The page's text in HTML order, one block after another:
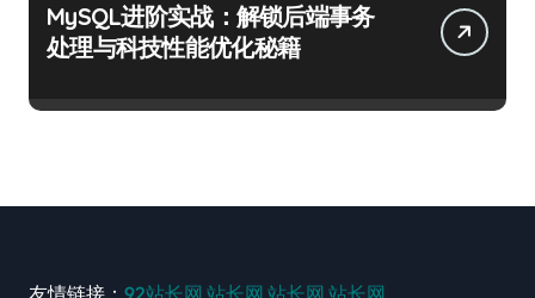
MySQL进阶实战：解锁后端事务
处理与科技性能优化秘籍
友情链接： 92站长网 站长网 站长网 站长网